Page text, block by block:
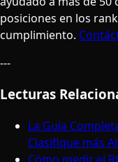
posiciones en los
cumplimiento.
---
Lecturas
La Guía
Clasifique más